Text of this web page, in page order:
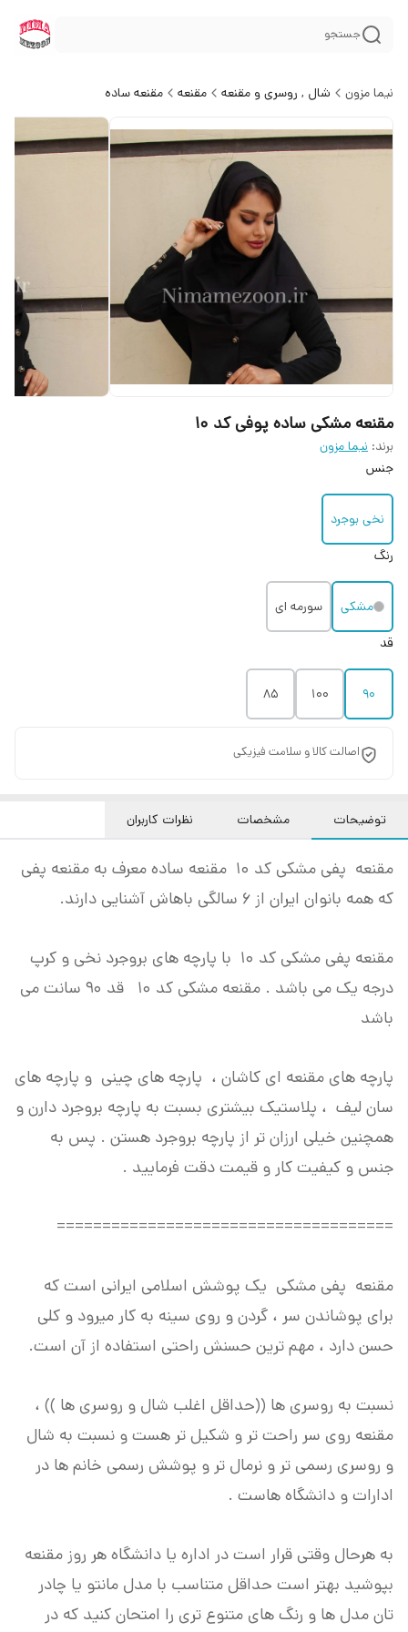
جستجو
نیما مزون شال , روسری و مقنعه مقنعه مقنعه ساده
مقنعه مشکی ساده پوفی کد ۱۰
برند: نیما مزون
جنس
نخی بوجرد
رنگ
مشکی
سورمه ای
قد
90
100
85
اصالت کالا و سلامت فیزیکی
توضیحات مشخصات نظرات کاربران
مقنعه پفی مشکی کد 10 مقنعه ساده معرف به مقنعه پفی
که همه بانوان ایران از 6 سالگی باهاش آشنایی دارند.
مقنعه پفی مشکی کد 10 با پارچه های بروجرد نخی و کرپ
درجه یک می باشد . مقنعه مشکی کد 10 قد 90 سانت می
باشد
پارچه های مقنعه ای کاشان ، پارچه های چینی و پارچه های
سان لیف ، پلاستیک بیشتری بسبت به پارچه بروجرد دارن و
همچنین خیلی ارزان تر از پارچه بروجرد هستن . پس به
جنس و کیفیت کار و قیمت دقت فرمایید .
=====================================
مقنعه پفی مشکی یک پوشش اسلامی ایرانی است که
برای پوشاندن سر ، گردن و روی سینه به کار میرود و کلی
حسن دارد ، مهم ترین حسنش راحتی استفاده از آن است.
نسبت به روسری ها ((حداقل اغلب شال و روسری ها )) ،
مقنعه روی سر راحت تر و شکیل تر هست و نسبت به شال
و روسری رسمی تر و نرمال تر و پوشش رسمی خانم ها در
ادارات و دانشگاه هاست .
به هرحال وقتی قرار است در اداره یا دانشگاه هر روز مقنعه
بپوشید بهتر است حداقل متناسب با مدل مانتو یا چادر
تان مدل ها و رنگ های متنوع تری را امتحان کنید که در